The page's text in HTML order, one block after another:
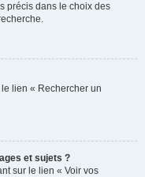
précis dans le choix des
lien « Rechercher un
et sujets ?
sur le lien « Voir vos